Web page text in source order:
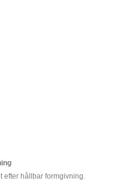
efter hållbar formgivning.